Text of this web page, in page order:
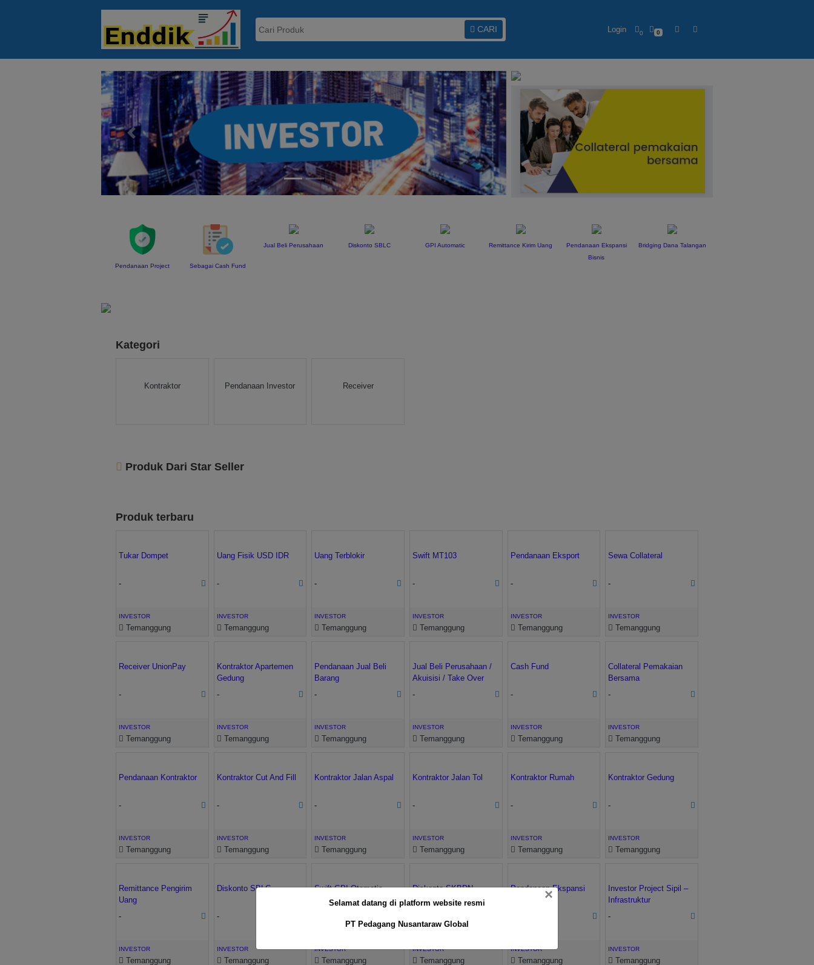
CARI Login 0 0
Previous Next
Pendanaan Project Sebagai Cash Fund
Jual Beli Perusahaan Diskonto SBLC GPI Automatic Remittance Kirim Uang
Pendanaan Ekspansi
Bisnis
Bridging Dana Talangan
Kategori
Kontraktor Pendanaan Investor Receiver
Produk Dari Star Seller
Produk terbaru
Tukar Dompet
-
INVESTOR
Temanggung
Uang Fisik USD IDR
-
INVESTOR
Temanggung
Uang Terblokir
-
INVESTOR
Temanggung
Swift MT103
-
INVESTOR
Temanggung
Pendanaan Eksport
-
INVESTOR
Temanggung
Sewa Collateral
-
INVESTOR
Temanggung
Receiver UnionPay
-
INVESTOR
Temanggung
Kontraktor Apartemen
Gedung
-
INVESTOR
Temanggung
Pendanaan Jual Beli
Barang
-
INVESTOR
Temanggung
Jual Beli Perusahaan /
Akuisisi / Take Over
-
INVESTOR
Temanggung
Cash Fund
-
INVESTOR
Temanggung
Collateral Pemakaian
Bersama
-
INVESTOR
Temanggung
Pendanaan Kontraktor
-
INVESTOR
Temanggung
Kontraktor Cut And Fill
-
INVESTOR
Temanggung
Kontraktor Jalan Aspal
-
INVESTOR
Temanggung
Kontraktor Jalan Tol
-
INVESTOR
Temanggung
Kontraktor Rumah
-
INVESTOR
Temanggung
Kontraktor Gedung
-
INVESTOR
Temanggung
Remittance Pengirim
Uang
-
INVESTOR
Temanggung
Diskonto SBLC
-
INVESTOR
Temanggung
Swift GPI Otomatis
INVESTOR
Temanggung
Diskonto SKBDN
INVESTOR
Temanggung
Pendanaan Ekspansi
INVESTOR
Temanggung
Investor Project Sipil –
Infrastruktur
-
INVESTOR
Temanggung
×
Selamat datang di platform website resmi
PT Pedagang Nusantaraw Global